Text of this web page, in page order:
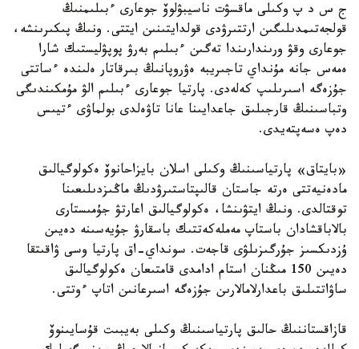
ج س د پ وكىلى ماقسۋت ناسيبۋلوۆ جوعارى ءبىلىمنىڭ
قولجەتىمدىلىگىن ارتتىرۋدى قولدايتىنىن ايتتى. ونىڭ پىكىرىنشە،
جوعارى وقۋ ورىندارىندا تەگىن ءبىلىم بەرۋ پوپۋليستىك شارا
ەمەس جانە مۇنداي تاجىريبە ەۋروپانىڭ بىرقاتار ەلىندە ءساتتى
جۇزەگە اسىرىلىپ كەلەدى. پارتيا جوعارى ءبىلىم الۋ مۇمكىندىگى
وتباسىنىڭ قارجىلىق جاعدايىنا عانا تاۋەلدى بولماۋى ءتيىس
دەپ ەسەپتەيدى.
«بايتاق» پارتياسىنىڭ وكىلى اسلان بايزاحانوۆ ەكولوگيالىق
مادەنيەتتى ەرتە جاستان قالىپتاستىرۋدىڭ ماڭىزدىلىعىنا
توقتالدى. ونىڭ ايتۋىنشا، ەكولوگيالىق اعارتۋ جۇمىستارى
بالاباقشادان باستاپ مەملەكەتتىك باسقارۋ جۇيەسىنە دەيىن
ۇزدىكسىز جۇرگىزىلۋى قاجەت. سونداي-اق پارتيا وسى ۋاقىتقا
دەيىن 150 مىڭنان استام ادامدى قامتىعان ەكولوگيالىق
ساۋاتتىلىق باعدارلامالارىن جۇزەگە اسىرعانىن اتاپ ءوتتى.
قازاقستاننىڭ حالىق پارتياسىنىڭ وكىلى بەيبىت قۇسايىنوۆ